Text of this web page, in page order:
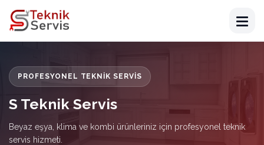
PROFESYONEL TEKNIK SERVIS
S Teknik Servis
Beyaz eşya, klima ve kombi ürünleriniz için profesyonel teknik
servis hizmeti.